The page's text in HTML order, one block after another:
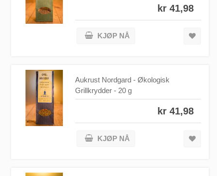
kr 41,98
KJØP NÅ
Aukrust Nordgard - Økologisk
Grillkrydder - 20 g
kr 41,98
KJØP NÅ